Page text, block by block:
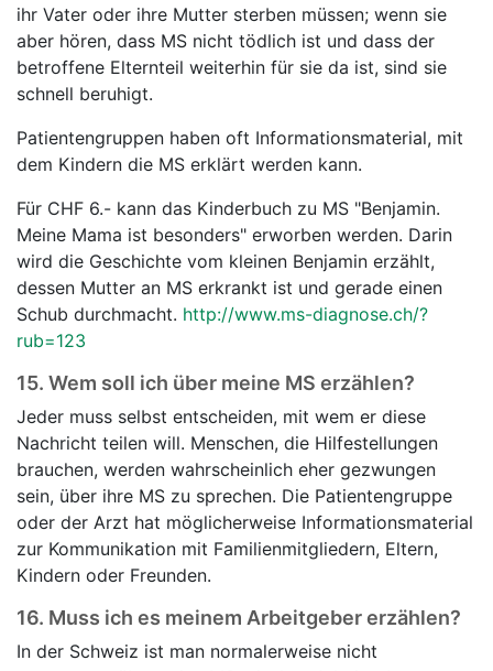
ihr Vater oder ihre Mutter sterben müssen; wenn sie
aber hören, dass MS nicht tödlich ist und dass der
betroffene Elternteil weiterhin für sie da ist, sind sie
schnell beruhigt.
Patientengruppen haben oft Informationsmaterial, mit
dem Kindern die MS erklärt werden kann.
Für CHF 6.- kann das Kinderbuch zu MS "Benjamin.
Meine Mama ist besonders" erworben werden. Darin
wird die Geschichte vom kleinen Benjamin erzählt,
dessen Mutter an MS erkrankt ist und gerade einen
Schub durchmacht. http://www.ms-diagnose.ch/?
rub=123
15. Wem soll ich über meine MS erzählen?
Jeder muss selbst entscheiden, mit wem er diese
Nachricht teilen will. Menschen, die Hilfestellungen
brauchen, werden wahrscheinlich eher gezwungen
sein, über ihre MS zu sprechen. Die Patientengruppe
oder der Arzt hat möglicherweise Informationsmaterial
zur Kommunikation mit Familienmitgliedern, Eltern,
Kindern oder Freunden.
16. Muss ich es meinem Arbeitgeber erzählen?
In der Schweiz ist man normalerweise nicht